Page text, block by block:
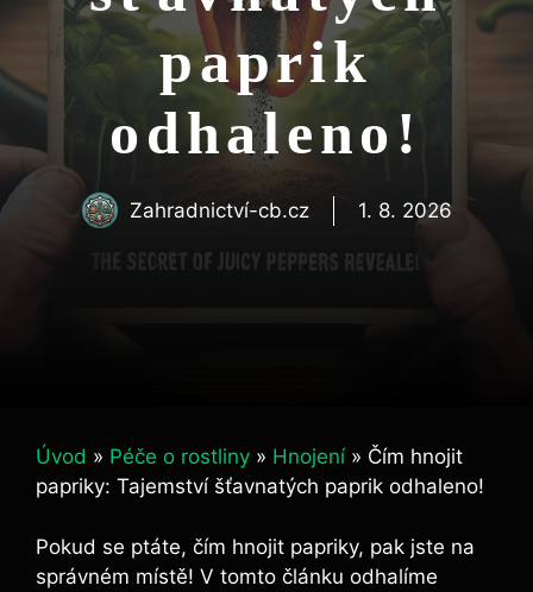
paprik
odhaleno!
Zahradnictví-cb.cz 1. 8. 2026
Úvod » Péče o rostliny » Hnojení » Čím hnojit
papriky: Tajemství šťavnatých paprik odhaleno!
Pokud se ptáte,‍ čím hnojit papriky, pak‌ jste na ​
správném místě! V tomto článku odhalíme